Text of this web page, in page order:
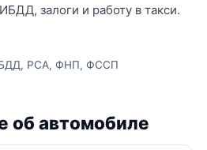
залоги и работу в такси.
РСА, ФНП, ФССП
об автомобиле